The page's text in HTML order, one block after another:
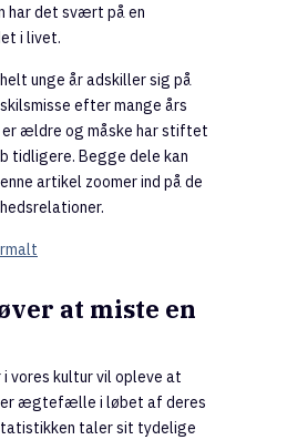
har det svært på en
i livet.
unge år adskiller sig på
efter mange års
ældre og måske har stiftet
tidligere. Begge dele kan
artikel zoomer ind på de
at miste en
vores kultur vil opleve at
ægtefælle i løbet af deres
taler sit tydelige